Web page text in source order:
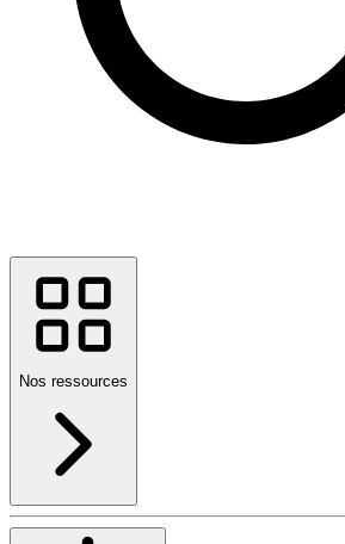
Nos ressources